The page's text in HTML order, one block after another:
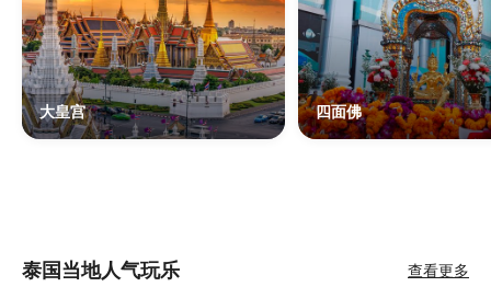
大皇宫 四面佛
泰国当地人气玩乐 查看更多